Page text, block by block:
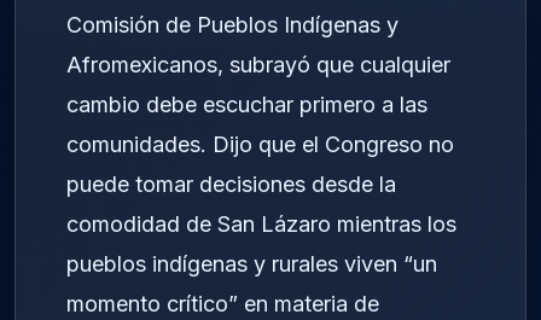
Comisión de Pueblos Indígenas y
Afromexicanos, subrayó que cualquier
cambio debe escuchar primero a las
comunidades. Dijo que el Congreso no
puede tomar decisiones desde la
comodidad de San Lázaro mientras los
pueblos indígenas y rurales viven “un
momento crítico” en materia de